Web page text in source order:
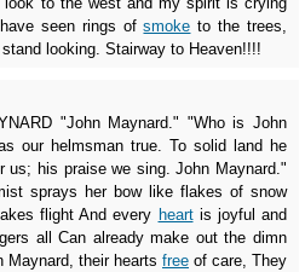
seen rings ofsmoke to the trees,
looking. Stairway to Heaven!!!!
"John Maynard." "Who is John
our helmsman true. To solid land he
us; his praise we sing. John Maynard."
sprays her bow like flakes of snow
flight And every heartis joyful and
all Can already make out the dimn
Maynard, their hearts free of care, They